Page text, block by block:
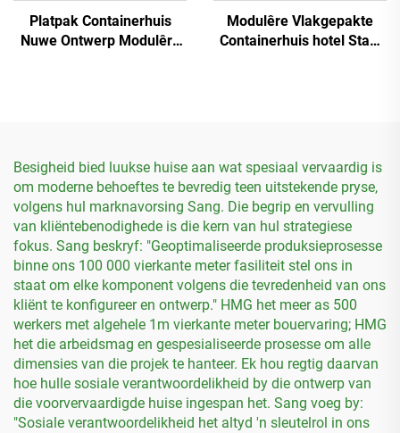
Platpak Containerhuis
Nuwe Ontwerp Modulêre
Modulêre Vlakgepakte
Containerhuis hotel Staal
Besigheid bied luukse huise aan wat spesiaal vervaardig is
om moderne behoeftes te bevredig teen uitstekende pryse,
volgens hul marknavorsing Sang. Die begrip en vervulling
van kliëntebenodighede is die kern van hul strategiese
fokus. Sang beskryf: "Geoptimaliseerde produksieprosesse
binne ons 100 000 vierkante meter fasiliteit stel ons in
staat om elke komponent volgens die tevredenheid van ons
kliënt te konfigureer en ontwerp." HMG het meer as 500
werkers met algehele 1m vierkante meter bouervaring; HMG
het die arbeidsmag en gespesialiseerde prosesse om alle
dimensies van die projek te hanteer. Ek hou regtig daarvan
hoe hulle sosiale verantwoordelikheid by die ontwerp van
die voorvervaardigde huise ingespan het. Sang voeg by:
"Sosiale verantwoordelikheid het altyd 'n sleutelrol in ons